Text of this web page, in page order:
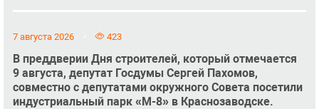
7 августа 2026 423
В преддверии Дня строителей, который отмечается
9 августа, депутат Госдумы Сергей Пахомов,
совместно с депутатами окружного Совета посетили
индустриальный парк «М-8» в Краснозаводске.